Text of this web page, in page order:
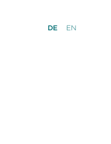
DE EN